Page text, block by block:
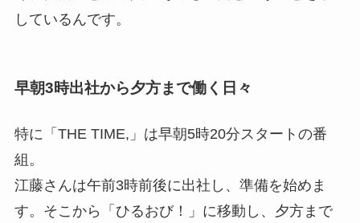
しているんです。
早朝3時出社から夕方まで働く日々
特に「THE TIME,」は早朝5時20分スタートの番
組。
江藤さんは午前3時前後に出社し、準備を始めま
す。そこから「ひるおび！」に移動し、夕方まで